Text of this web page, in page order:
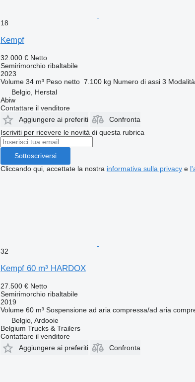
18
Kempf
32.000 € Netto
Semirimorchio ribaltabile
2023
Volume 34 m³ Peso netto 7.100 kg Numero di assi 3
Belgio, Herstal
Abiw
Contattare il venditore
Aggiungere ai preferiti
Confronta
Iscriviti per ricevere le novità di questa rubrica
Sottoscriversi
Cliccando qui, accettate la nostra informativa sulla privacye
32
Kempf 60 m³ HARDOX
27.500 € Netto
Semirimorchio ribaltabile
2019
Volume 60 m³ Sospensione ad aria compressa/ad aria
Belgio, Ardooie
Belgium Trucks & Trailers
Contattare il venditore
Aggiungere ai preferiti
Confronta